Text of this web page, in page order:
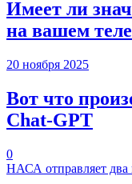
Имеет ли
на вашем
20 ноября 2025
Вот что
Chаt-GPT
0
НАСА отправляет два